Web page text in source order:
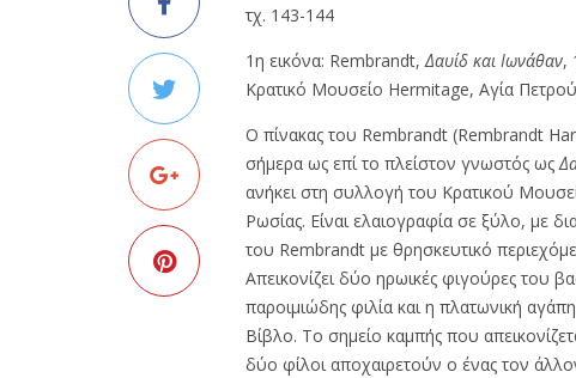
τχ. 143-144
1η εικόνα: Rembrandt,Δαυίδ και Ιωνάθαν,
Κρατικό Μουσείο Hermitage, Αγία
Ο πίνακας του Rembrandt (Rembrandt
σήμερα ως επί το πλείστον γνωστός ως
ανήκει στη συλλογή του Κρατικού
Ρωσίας. Είναι ελαιογραφία σε ξύλο, με
του Rembrandt με θρησκευτικό
Απεικονίζει δύο ηρωικές φιγούρες του
παροιμιώδης φιλία και η πλατωνική
Βίβλο. Το σημείο καμπής που
δύο φίλοι αποχαιρετούν ο ένας τον